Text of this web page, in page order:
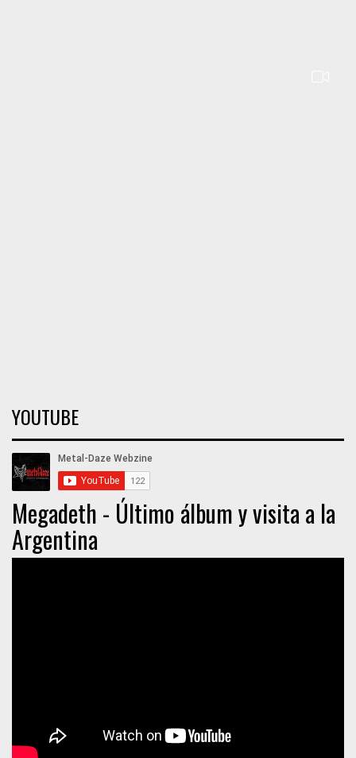
YOUTUBE
Megadeth - Último álbum y visita a la
Argentina